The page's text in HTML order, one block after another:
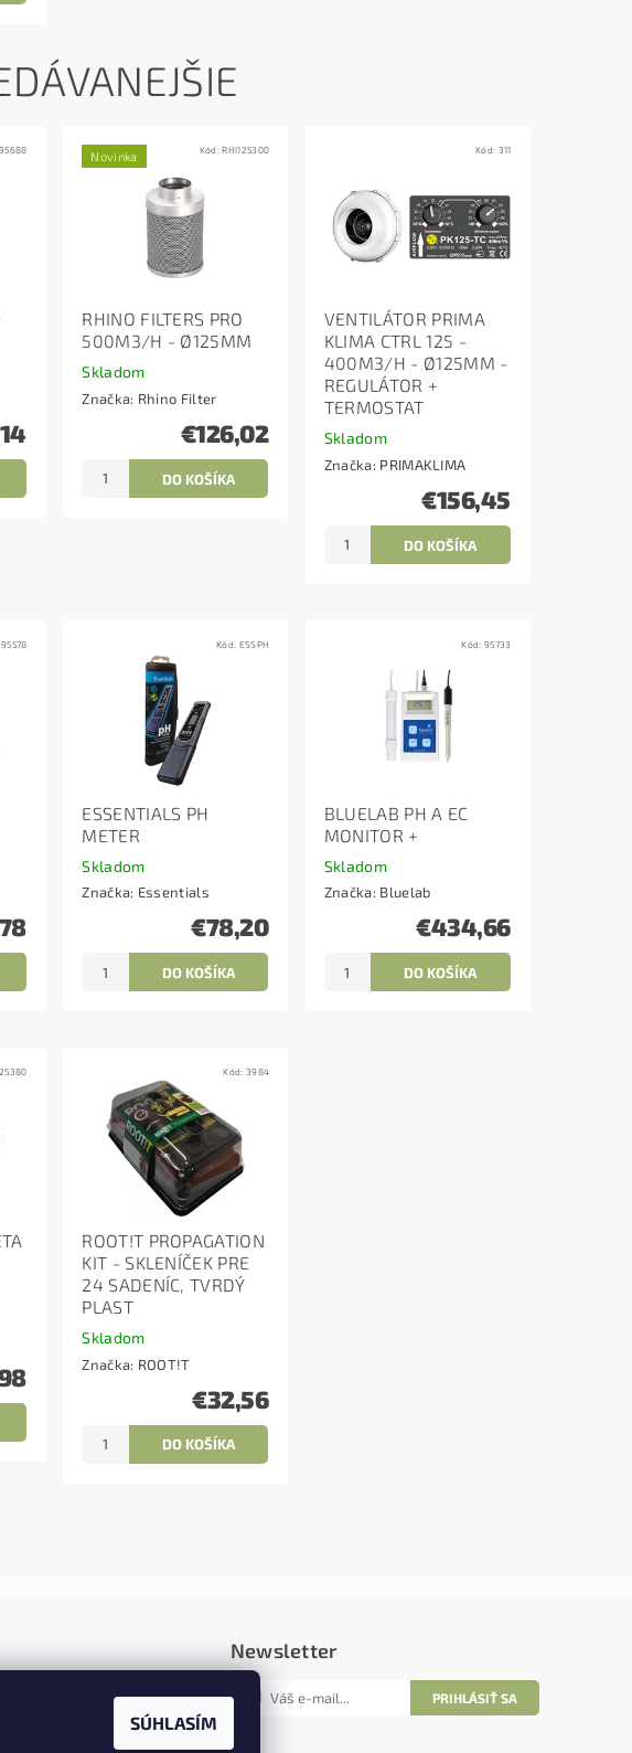
95688 Novinka Kód:RHI125300
RHINO FILTERS PRO
500M3/H - Ø125MM
Skladom
Značka: Rhino Filter
€126,02
Kód: 311
VENTILÁTOR PRIMA
KLIMA CTRL 125 -
400M3/H - Ø125MM -
REGULÁTOR +
TERMOSTAT
Skladom
Značka: PRIMAKLIMA
€156,45
95578 Kód: ESSPH
ESSENTIALS PH
METER
Skladom
Značka: Essentials
€78,20
Kód:95733
BLUELAB PH A EC
MONITOR +
Skladom
Značka: Bluelab
€434,66
25380 Kód: 3984
ROOT!T PROPAGATION
KIT - SKLENÍČEK PRE
24 SADENÍC, TVRDÝ
PLAST
Skladom
Značka: ROOT!T
€32,56
Newsletter
SÚHLASÍM